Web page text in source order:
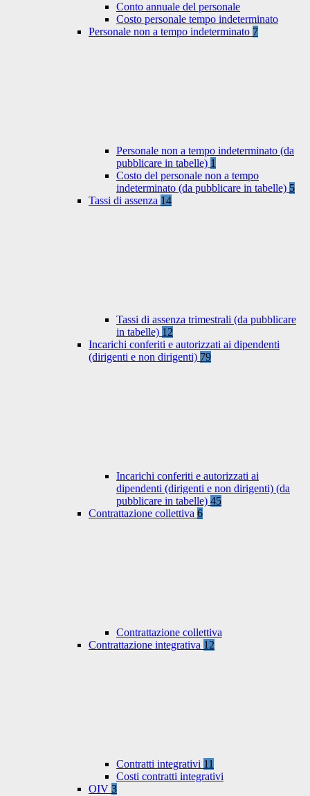
Conto annuale del personale
Costo personale tempo indeterminato
Personale non a tempo indeterminato 7
Personale non a tempo indeterminato (da
pubblicare in tabelle) 1
Costo del personale non a tempo
indeterminato (da pubblicare in tabelle) 5
Tassi di assenza 14
Tassi di assenza trimestrali (da pubblicare
in tabelle) 12
Incarichi conferiti e autorizzati ai dipendenti
(dirigenti e non dirigenti) 79
Incarichi conferiti e autorizzati ai
dipendenti (dirigenti e non dirigenti) (da
pubblicare in tabelle) 45
Contrattazione collettiva 6
Contrattazione collettiva
Contrattazione integrativa 12
Contratti integrativi 11
Costi contratti integrativi
OIV 3